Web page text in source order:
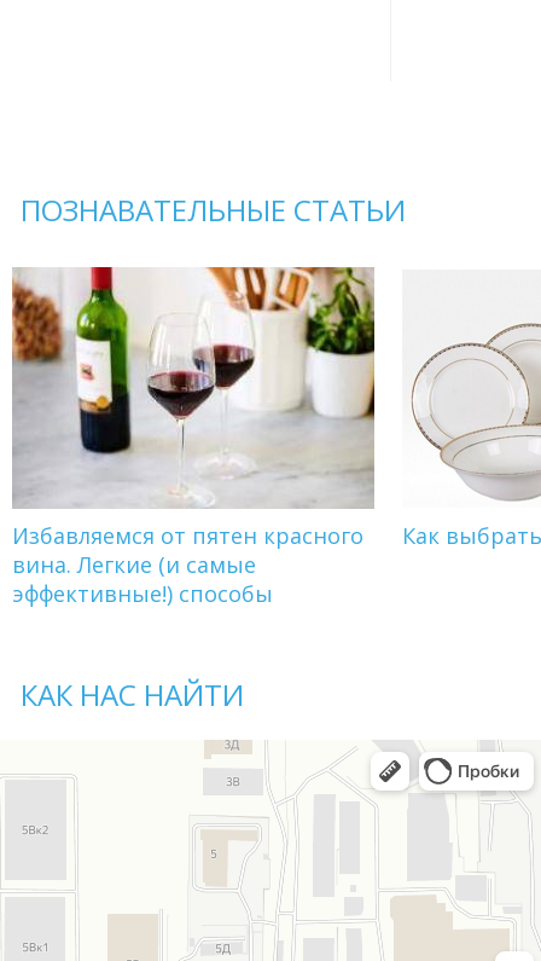
ПОЗНАВАТЕЛЬНЫЕ СТАТЬИ
Избавляемся от пятен красного
вина. Легкие (и самые
эффективные!) способы
Как
КАК НАС НАЙТИ